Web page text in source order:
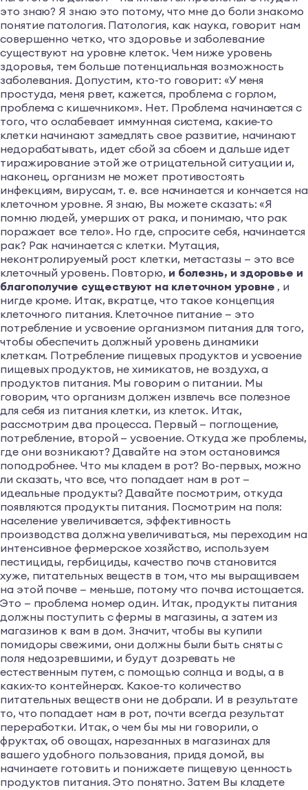
это знаю? Я знаю это потому, что мне до боли знакомо
понятие патология. Патология, как наука, говорит нам
совершенно четко, что здоровье и заболевание
существуют на уровне клеток. Чем ниже уровень
здоровья, тем больше потенциальная возможность
заболевания. Допустим, кто-то говорит: «У меня
простуда, меня рвет, кажется, проблема с горлом,
проблема с кишечником». Нет. Проблема начинается с
того, что ослабевает иммунная система, какие-то
клетки начинают замедлять свое развитие, начинают
недорабатывать, идет сбой за сбоем и дальше идет
тиражирование этой же отрицательной ситуации и,
наконец, организм не может противостоять
инфекциям, вирусам, т. е. все начинается и кончается на
клеточном уровне. Я знаю, Вы можете сказать: «Я
помню людей, умерших от рака, и понимаю, что рак
поражает все тело». Но где, спросите себя, начинается
рак? Рак начинается с клетки. Мутация,
неконтролируемый рост клетки, метастазы — это все
клеточный уровень. Повторю, и болезнь, и здоровье и
благополучие существуют на клеточном уровне , и
нигде кроме. Итак, вкратце, что такое концепция
клеточного питания. Клеточное питание — это
потребление и усвоение организмом питания для того,
чтобы обеспечить должный уровень динамики
клеткам. Потребление пищевых продуктов и усвоение
пищевых продуктов, не химикатов, не воздуха, а
продуктов питания. Мы говорим о питании. Мы
говорим, что организм должен извлечь все полезное
для себя из питания клетки, из клеток. Итак,
рассмотрим два процесса. Первый — поглощение,
потребление, второй — усвоение. Откуда же проблемы,
где они возникают? Давайте на этом остановимся
поподробнее. Что мы кладем в рот? Во-первых, можно
ли сказать, что все, что попадает нам в рот —
идеальные продукты? Давайте посмотрим, откуда
появляются продукты питания. Посмотрим на поля:
население увеличивается, эффективность
производства должна увеличиваться, мы переходим на
интенсивное фермерское хозяйство, используем
пестициды, гербициды, качество почв становится
хуже, питательных веществ в том, что мы выращиваем
на этой почве — меньше, потому что почва истощается.
Это — проблема номер один. Итак, продукты питания
должны поступить с фермы в магазины, а затем из
магазинов к вам в дом. Значит, чтобы вы купили
помидоры свежими, они должны были быть сняты с
поля недозревшими, и будут дозревать не
естественным путем, с помощью солнца и воды, а в
каких-то контейнерах. Какое-то количество
питательных веществ они не добрали. И в результате
то, что попадает нам в рот, почти всегда результат
переработки. Итак, о чем бы мы ни говорили, о
фруктах, об овощах, нарезанных в магазинах для
вашего удобного пользования, придя домой, вы
начинаете готовить и понижаете пищевую ценность
продуктов питания. Это понятно. Затем Вы кладете